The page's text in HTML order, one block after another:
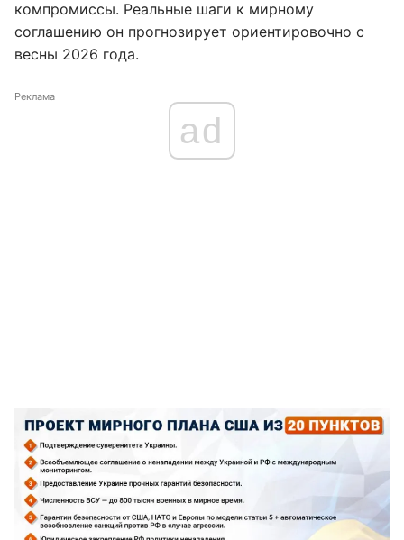
компромиссы. Реальные шаги к мирному
соглашению он прогнозирует ориентировочно с
весны 2026 года.
Реклама
ad